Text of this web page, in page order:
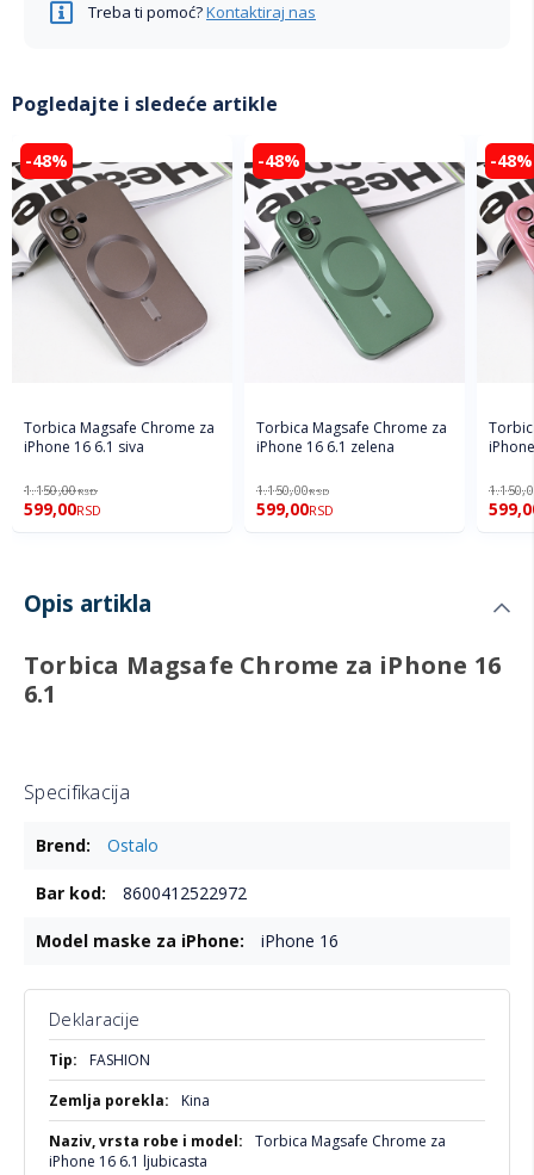
Treba ti pomoć?Kontaktiraj nas
Pogledajte i sledeće artikle
-48%
Torbica Magsafe Chrome za
iPhone 16 6.1 siva
1.150,00RSD
599,00RSD
-48%
Torbica Magsafe Chrome za
iPhone 16 6.1 zelena
1.150,00RSD
599,00RSD
-48%
Opis artikla
Torbica Magsafe Chrome za iPhone 16
6.1
Specifikacija
informacijaOstalo
8600412522972
iPhone 16
Deklaracije
Više
informacija
FASHION
Kina
Torbica Magsafe Chrome za
iPhone 16 6.1 ljubicasta